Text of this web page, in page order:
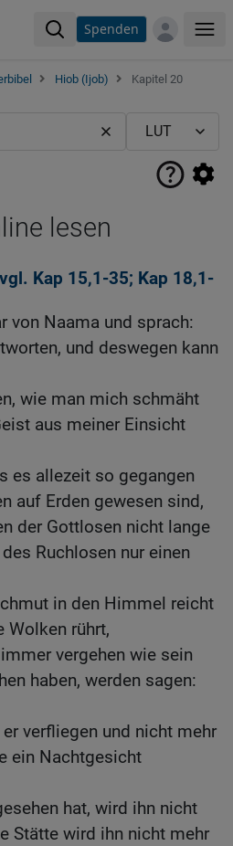
Spenden
Hiob (Ijob)
Kapitel 20
lesen
Kap 15,1-35; Kap 18,1-
von Naama und sprach:
und deswegen kann
wie man mich schmäht
aus meiner Einsicht
es allezeit so gegangen
auf Erden gewesen sind,
der Gottlosen nicht lange
Ruchlosen nur einen
in den Himmel reicht
Wolken rührt,
vergehen wie sein
haben, werden sagen:
verfliegen und nicht mehr
ein Nachtgesicht
hat, wird ihn nicht
Stätte wird ihn nicht mehr